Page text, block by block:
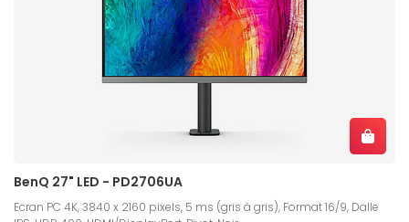
BenQ 27" LED - PD2706UA
Ecran PC 4K, 3840 x 2160 pixels, 5 ms (gris à gris), Format 16/9, Dalle